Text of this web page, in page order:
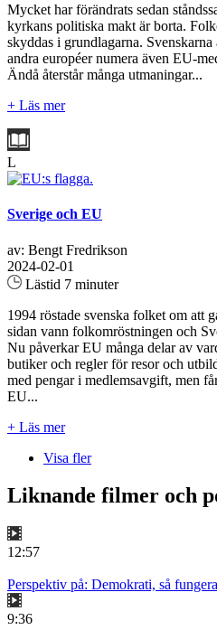
Mycket har förändrats sedan
kyrkans politiska makt är borta.
skyddas i grundlagarna.
andra européer numera även EU-
Ändå återstår många utmaningar...
+ Läs mer
L
Sverige och EU
av: Bengt Fredrikson
2024-02-01
Lästid 7 minuter
1994 röstade svenska folket om att
sidan vann folkomröstningen och
Nu påverkar EU många delar av
butiker och regler för resor och
med pengar i medlemsavgift, men
EU...
+ Läs mer
Visa fler
Liknande filmer och
12:57
Perspektiv på: Demokrati, så
9:36